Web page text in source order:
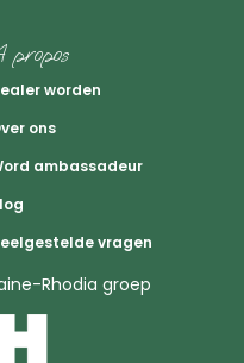
propos
worden
ons
ambassadeur
vragen
Rhodia groep